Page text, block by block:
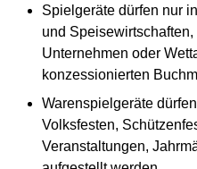
Spielgeräte dürfen nur
und
Unternehmen oder
konzessionierten
Warenspielgeräte
Volksfesten,
Veranstaltungen,